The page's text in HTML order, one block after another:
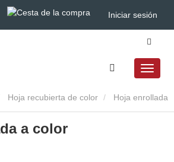
Iniciar sesión
Hoja recubierta de color
a color